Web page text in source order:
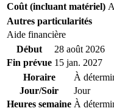
Coût (incluant matériel)
Autres particularités
Aide financière
Début
28 août 2026
Fin prévue 15 jan. 2027
Horaire
À
Jour/Soir
Jour
Heures semaine À